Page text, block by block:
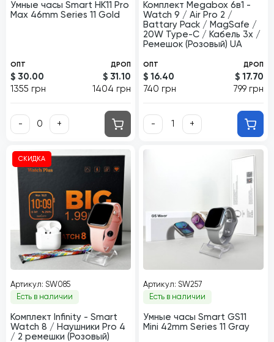
Умные часы Smart HK11 Pro
Max 46mm Series 11 Gold
ОПТ
$ 30.00
1355 грн
ДРОП
$ 31.10
1404 грн
- +
Комплект Megabox 6в1 -
Watch 9 / Air Pro 2 /
Battary Pack / MagSafe /
20W Type-С / Кабель 3х /
Ремешок (Розовый) UA
ОПТ
$ 16.40
740 грн
ДРОП
$ 17.70
799 грн
- +
СКИДКА
Артикул: SW085
Есть в наличии
Комплект Infinity - Smart
Watch 8 / Наушники Pro 4
/ 2 ремешки (Розовый)
Артикул: SW257
Есть в наличии
Умные часы Smart GS11
Mini 42mm Series 11 Gray